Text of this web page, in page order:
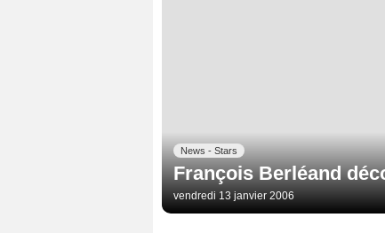
News - Stars
François Berléand
vendredi 13 janvier 2006